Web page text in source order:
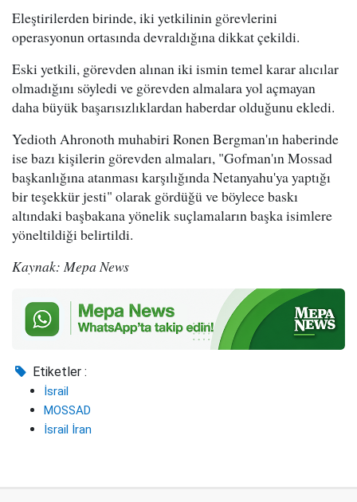
Eleştirilerden birinde, iki yetkilinin görevlerini
operasyonun ortasında devraldığına dikkat çekildi.
Eski yetkili, görevden alınan iki ismin temel karar alıcılar
olmadığını söyledi ve görevden almalara yol açmayan
daha büyük başarısızlıklardan haberdar olduğunu ekledi.
Yedioth Ahronoth muhabiri Ronen Bergman'ın haberinde
ise bazı kişilerin görevden almaları, "Gofman'ın Mossad
başkanlığına atanması karşılığında Netanyahu'ya yaptığı
bir teşekkür jesti" olarak gördüğü ve böylece baskı
altındaki başbakana yönelik suçlamaların başka isimlere
yöneltildiği belirtildi.
Kaynak: Mepa News
Etiketler :
İsrail
MOSSAD
İsrail İran